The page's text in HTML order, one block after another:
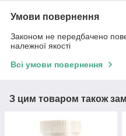
Умови повернення
Законом не передбачено
належної якості
Всі умови повернення
З цим товаром також